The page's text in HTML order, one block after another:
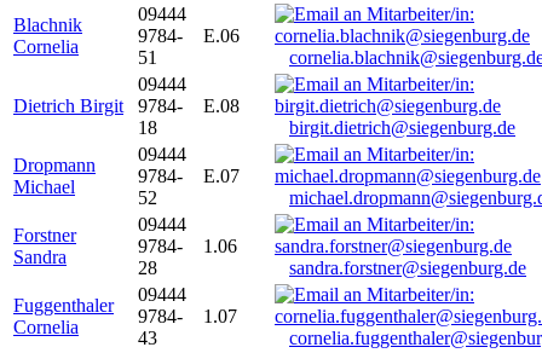
Blachnik
Cornelia
09444
9784-
51
E.06
Dietrich Birgit
09444
9784-
18
E.08
birgit.dietrich@siegenburg.de
Dropmann
Michael
09444
9784-
52
E.07
Forstner
Sandra
09444
9784-
28
1.06
sandra.forstner@siegenburg.de
Fuggenthaler
Cornelia
09444
9784-
43
1.07